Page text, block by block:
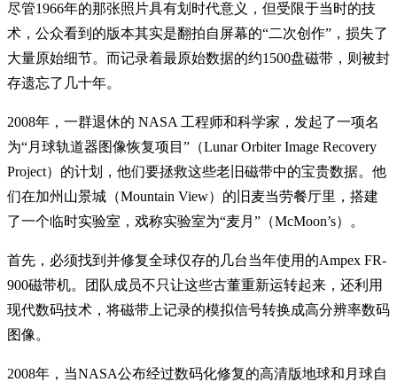
尽管1966年的那张照片具有划时代意义，但受限于当时的技
术，公众看到的版本其实是翻拍自屏幕的“二次创作”，损失了
大量原始细节。而记录着最原始数据的约1500盘磁带，则被封
存遗忘了几十年。
2008年，一群退休的 NASA 工程师和科学家，发起了一项名
为“月球轨道器图像恢复项目”（Lunar Orbiter Image Recovery
Project）的计划，他们要拯救这些老旧磁带中的宝贵数据。他
们在加州山景城（Mountain View）的旧麦当劳餐厅里，搭建
了一个临时实验室，戏称实验室为“麦月”（McMoon’s）。
首先，必须找到并修复全球仅存的几台当年使用的Ampex FR-
900磁带机。团队成员不只让这些古董重新运转起来，还利用
现代数码技术，将磁带上记录的模拟信号转换成高分辨率数码
图像。
2008年，当NASA公布经过数码化修复的高清版地球和月球自